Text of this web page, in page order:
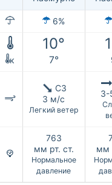
6%
10°
к 7°
СЗ
3 м/с
Легкий ветер
3-
763
мм рт. ст.
Нормальное
давление
мм